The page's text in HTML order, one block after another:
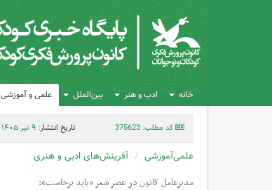
خانه ادب و هنر بین‌الملل علمی و آموزشی
کد مطلب: 375623 تاریخ انتشار:۹ تیر ۱۴۰۵ - ۱۰:۵۰
علمی‌آموزشی آفرینش‌های ادبی و هنری
مدیرعامل کانون در عصر شعر «باید برخاست»: